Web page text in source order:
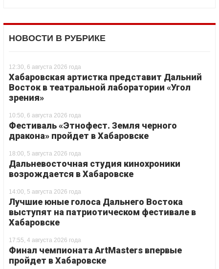
НОВОСТИ В РУБРИКЕ
12:30, 6 августа 2026 года
Хабаровская артистка представит Дальний
Восток в театральной лаборатории «Угол
зрения»
10:50, 6 августа 2026 года
Фестиваль «Этнофест. Земля черного
дракона» пройдет в Хабаровске
18:00, 5 августа 2026 года
Дальневосточная студия кинохроники
возрождается в Хабаровске
14:00, 5 августа 2026 года
Лучшие юные голоса Дальнего Востока
выступят на патриотическом фестивале в
Хабаровске
17:55, 4 августа 2026 года
Финал чемпионата ArtMasters впервые
пройдет в Хабаровске